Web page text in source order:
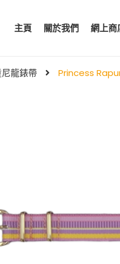
主頁 關於我們 網上商
龍錶帶 Princess